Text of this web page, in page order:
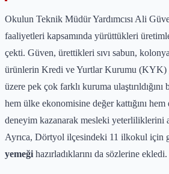
Okulun Teknik Müdür Yardımcısı Ali
faaliyetleri kapsamında yürüttükleri
çekti. Güven, ürettikleri sıvı sabun,
ürünlerin Kredi ve Yurtlar Kurumu (KYK)
üzere pek çok farklı kuruma ulaştırıldığını
hem ülke ekonomisine değer kattığını
deneyim kazanarak mesleki yeterliliklerini
Ayrıca, Dörtyol ilçesindeki 11 ilkokul için
yemeği hazırladıklarını da sözlerine ekledi.